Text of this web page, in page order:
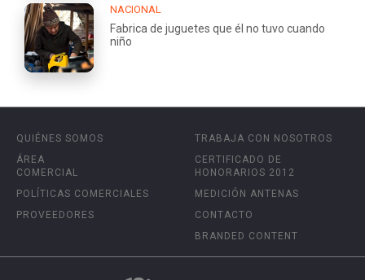
NACIONAL
Fabrica de juguetes que él no tuvo cuando
niño
QUIÉNES SOMOS
ÁREA
COMERCIAL
POLÍTICAS COMERCIALES
PROVEEDORES
TRABAJA CON NOSOTROS
CERTIFICADO DE
HONORARIOS 2012
MEDICIÓN ANTENAS
CONTACTO
BRANDED CONTENT